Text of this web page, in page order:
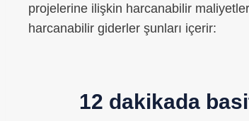
projelerine ilişkin harcanabilir
harcanabilir giderler şunları içerir:
12 dakikada